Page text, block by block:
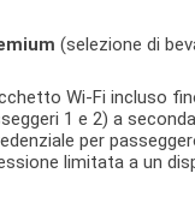
(selezione di
Wi-Fi incluso
1 e 2) a
per
limitata a un